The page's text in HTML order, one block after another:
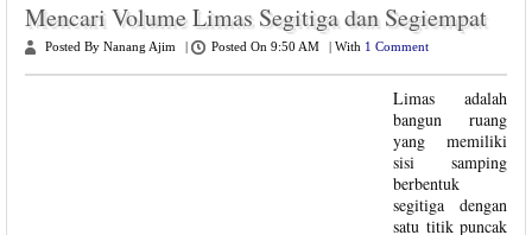
Mencari Volume Limas Segitiga dan Segiempat
Posted By Nanang Ajim Posted On 9:50 AM With 1 Comment
Limas adalah
bangun ruang
yang memiliki
sisi samping
berbentuk
segitiga dengan
satu titik puncak